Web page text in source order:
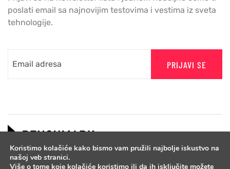
poslati email sa najnovijim testovima i vestima iz sveta
tehnologije.
PRIJAVI SE
Koristimo kolačiće kako bismo vam pružili najbolje iskustvo na
našoj veb stranici.
Više o tome koje kolačiće koristimo ili da ih isključite možete